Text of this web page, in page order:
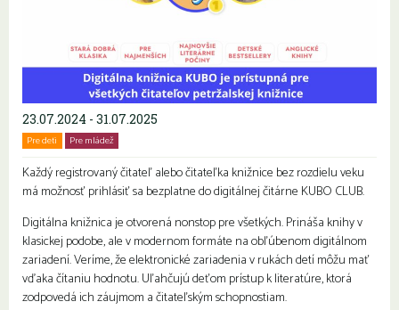
23.07.2024 - 31.07.2025
Pre deti Pre mládež
Každý registrovaný čitateľ alebo čitateľka knižnice bez rozdielu veku
má možnosť prihlásiť sa bezplatne do digitálnej čitárne KUBO CLUB.
Digitálna knižnica je otvorená nonstop pre všetkých. Prináša knihy v
klasickej podobe, ale v modernom formáte na obľúbenom digitálnom
zariadení. Veríme, že elektronické zariadenia v rukách detí môžu mať
vďaka čítaniu hodnotu. Uľahčujú deťom prístup k literatúre, ktorá
zodpovedá ich záujmom a čitateľským schopnostiam.